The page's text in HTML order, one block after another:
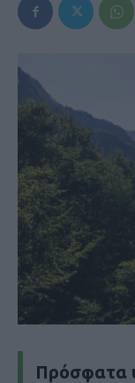
Πρόσφατα